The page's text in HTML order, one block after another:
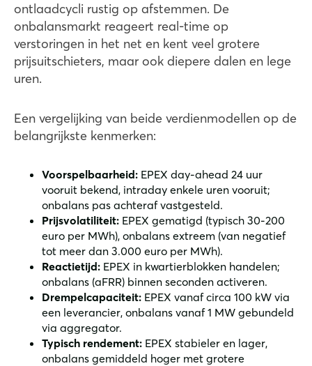
ontlaadcycli rustig op afstemmen. De
onbalansmarkt reageert real-time op
verstoringen in het net en kent veel grotere
prijsuitschieters, maar ook diepere dalen en lege
uren.
Een vergelijking van beide verdienmodellen op de
belangrijkste kenmerken:
Voorspelbaarheid: EPEX day-ahead 24 uur
vooruit bekend, intraday enkele uren vooruit;
onbalans pas achteraf vastgesteld.
Prijsvolatiliteit: EPEX gematigd (typisch 30-200
euro per MWh), onbalans extreem (van negatief
tot meer dan 3.000 euro per MWh).
Reactietijd: EPEX in kwartierblokken handelen;
onbalans (aFRR) binnen seconden activeren.
Drempelcapaciteit: EPEX vanaf circa 100 kW via
een leverancier, onbalans vanaf 1 MW gebundeld
via aggregator.
Typisch rendement: EPEX stabieler en lager,
onbalans gemiddeld hoger met grotere